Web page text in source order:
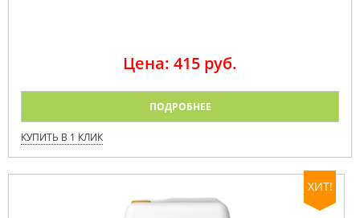
Цена: 415 руб.
ПОДРОБНЕЕ
КУПИТЬ В 1 КЛИК
ХИТ!